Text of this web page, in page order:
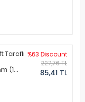
Taraflı
(1
%63 Discount
227,76 TL
85,41 TL